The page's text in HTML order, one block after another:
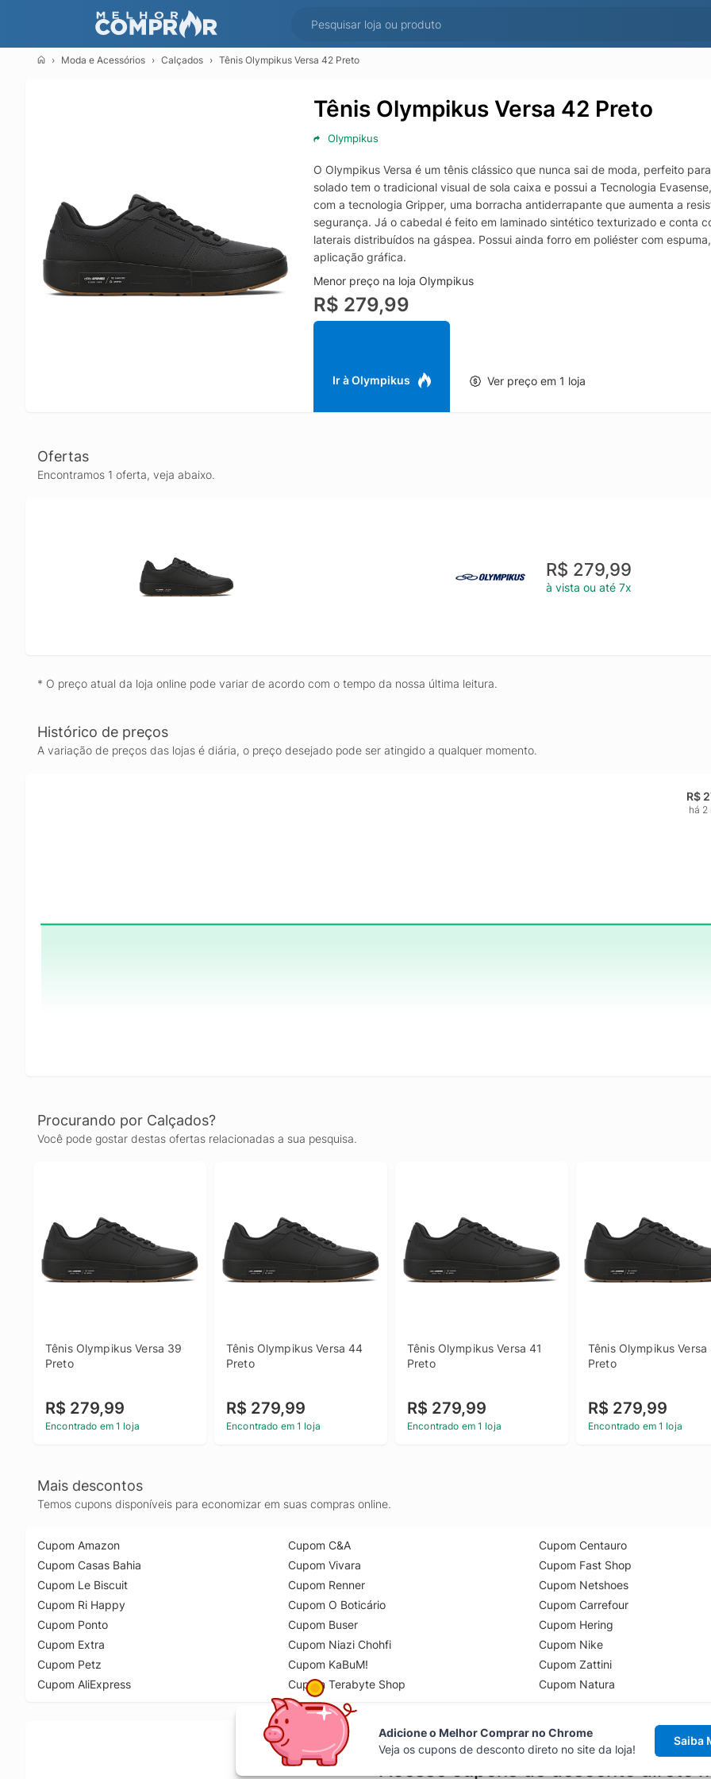
Moda e Acessórios Calçados Tênis Olympikus Versa 42 Preto
Tênis Olympikus Versa 42 Preto
Olympikus
O Olympikus Versa é um tênis clássico que nunca sai de moda, perfeito
solado tem o tradicional visual de sola caixa e possui a Tecnologia
com a tecnologia Gripper, uma borracha antiderrapante que aumenta a
segurança. Já o cabedal é feito em laminado sintético texturizado e conta
laterais distribuídos na gáspea. Possui ainda forro em poliéster com
aplicação gráfica.
Menor preço na loja Olympikus
R$ 279,99
Ir à Olympikus Ver preço em 1 loja
Ofertas
Encontramos 1 oferta, veja abaixo.
R$ 279,99
à vista ou até 7x
* O preço atual da loja online pode variar de acordo com o tempo da nossa última leitura.
Histórico de preços
A variação de preços das lojas é diária, o preço desejado pode ser atingido a qualquer momento.
R$
há 2
Procurando por Calçados?
Você pode gostar destas ofertas relacionadas a sua pesquisa.
Tênis Olympikus Versa 39
Preto
R$ 279,99
Encontrado em 1 loja
Tênis Olympikus Versa 44
Preto
R$ 279,99
Encontrado em 1 loja
Tênis Olympikus Versa 41
Preto
R$ 279,99
Encontrado em 1 loja
Tênis Olympikus Versa
Preto
R$ 279,99
Encontrado em 1 loja
Mais descontos
Temos cupons disponíveis para economizar em suas compras online.
Cupom Amazon
Cupom Casas Bahia
Cupom Le Biscuit
Cupom Ri Happy
Cupom Ponto
Cupom Extra
Cupom Petz
Cupom AliExpress
Cupom C&A
Cupom Vivara
Cupom Renner
Cupom O Boticário
Cupom Buser
Cupom Niazi Chohfi
Cupom KaBuM!
Cupom Terabyte Shop
Cupom Centauro
Cupom Fast Shop
Cupom Netshoes
Cupom Carrefour
Cupom Hering
Cupom Nike
Cupom Zattini
Cupom Natura
Acesse cupons de desconto direto
Adicione o Melhor Comprar no Chrome
Veja os cupons de desconto direto no site da loja!
Saiba